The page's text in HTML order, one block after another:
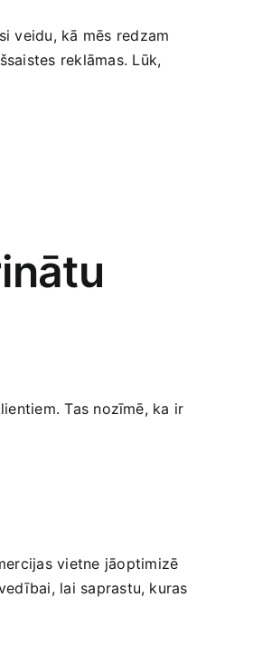
veidu, kā mēs redzam
reklāmas. Lūk,
Tas nozīmē, ka ir
vietne jāoptimizē
lai saprastu, kuras